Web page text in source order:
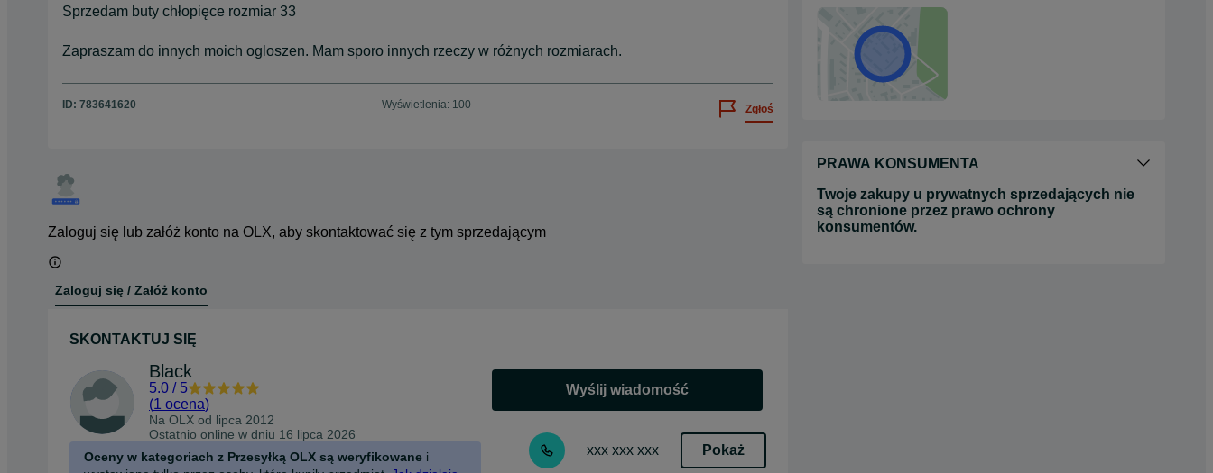
Sprzedam buty chłopięce rozmiar 33
Zapraszam do innych moich ogloszen. Mam sporo innych rzeczy w różnych rozmiarach.
ID: 783641620 Wyświetlenia: 100 Zgłoś
Zaloguj się lub załóż konto na OLX, aby skontaktować się z tym sprzedającym
Zaloguj się / Załóż konto
SKONTAKTUJ SIĘ
Black
5.0 / 5
(1 ocena)
Na OLX od lipca 2012
Ostatnio online w dniu 16 lipca 2026
Oceny w kategoriach z Przesyłką OLX są weryfikowane i
Wyślij wiadomość
xxx xxx xxx Pokaż
PRAWA KONSUMENTA
Twoje zakupy u prywatnych sprzedających nie
są chronione przez prawo ochrony
konsumentów.